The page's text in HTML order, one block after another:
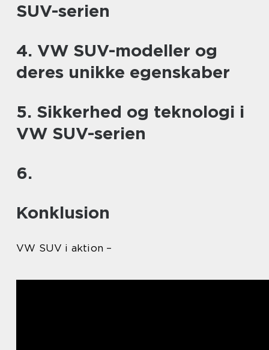
SUV-serien
4. VW SUV-modeller og
deres unikke egenskaber
5. Sikkerhed og teknologi i
VW SUV-serien
6.
Konklusion
VW SUV i aktion –